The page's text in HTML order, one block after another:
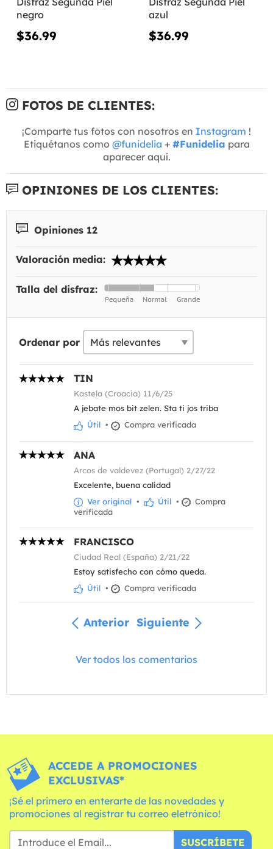
negro
$36.99
azul
$36.99
FOTOS DE CLIENTES:
¡Comparte tus fotos con nosotros en Instagram !
Etiquétanos como @funidelia + #Funidelia para
aparecer aquí.
OPINIONES DE LOS CLIENTES:
Opiniones 12
Valoración media:
Talla del disfraz:
Ordenar por
TIN
Kastela (Croacia) 11/6/25
A jebate mos bit zelen. Sta ti jos triba
Útil • Compra verificada
ANA
Arcos de valdevez (Portugal) 2/27/22
Excelente, buena calidad
Ver original • Útil •
Compra
verificada
FRANCISCO
Ciudad Real (España) 2/21/22
Estoy satisfecho con cómo queda.
Útil • Compra verificada
Anterior Siguiente
Ver todos los comentarios
ACCEDE A PROMOCIONES
EXCLUSIVAS*
¡Sé el primero en enterarte de las novedades y
promociones al registrar tu correo eletrónico!
SUSCRÍBETE